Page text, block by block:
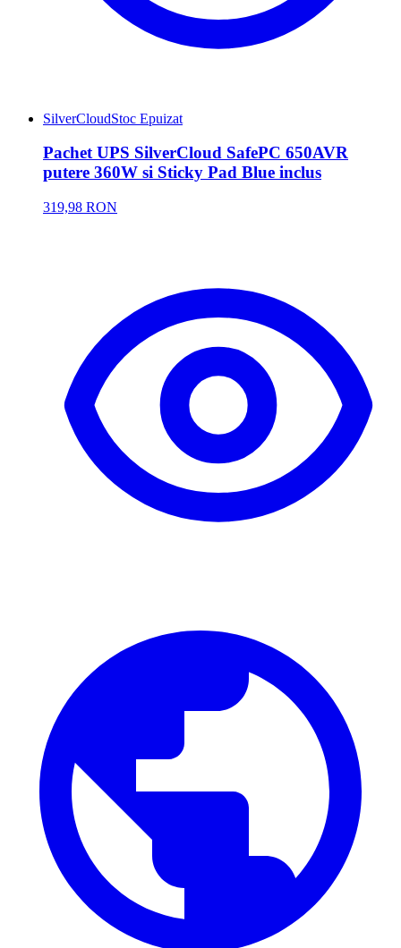
SilverCloudStoc Epuizat
Pachet UPS SilverCloud SafePC 650AVR
putere 360W si Sticky Pad Blue inclus
319,98 RON